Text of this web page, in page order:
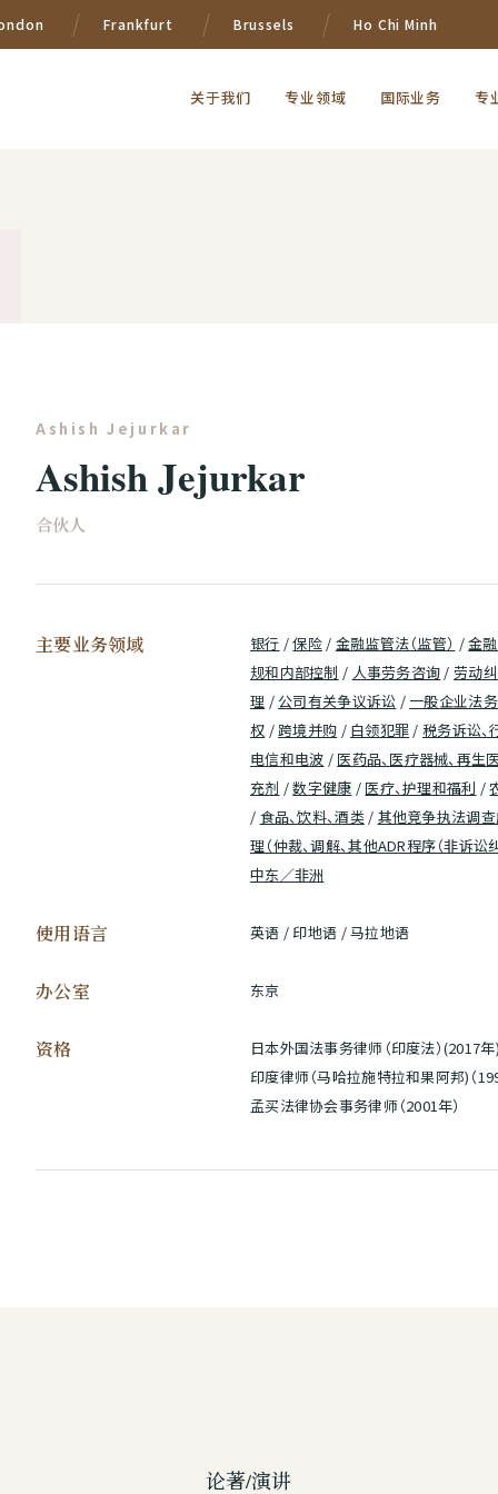
Frankfurt Brussels Ho Chi Minh
关于我们 专业领域 国际业务 专
Ashish Jejurkar
Ashish Jejurkar
合伙人
主要业务领域 银行 /保险/ 金融监管法（监管） /金
规和内部控制 / 人事劳务咨询 / 劳动
理 / 公司有关争议诉讼 / 一般企业法务
权 /跨境并购 / 白领犯罪 /税务诉讼、
电信和电波 / 医药品、医疗器械、再生
充剂 /数字健康 / 医疗、护理和福利 /
/ 食品、饮料、酒类/ 其他竞争执法调查
理（仲裁、调解、其他ADR程序（非诉讼
中东／非洲
使用语言 英语 / 印地语 / 马拉地语
办公室 东京
资格
日本外国法事务律师（印度法）(2017
印度律师（马哈拉施特拉和果阿邦)（
孟买法律协会事务律师（2001年）
论著/演讲